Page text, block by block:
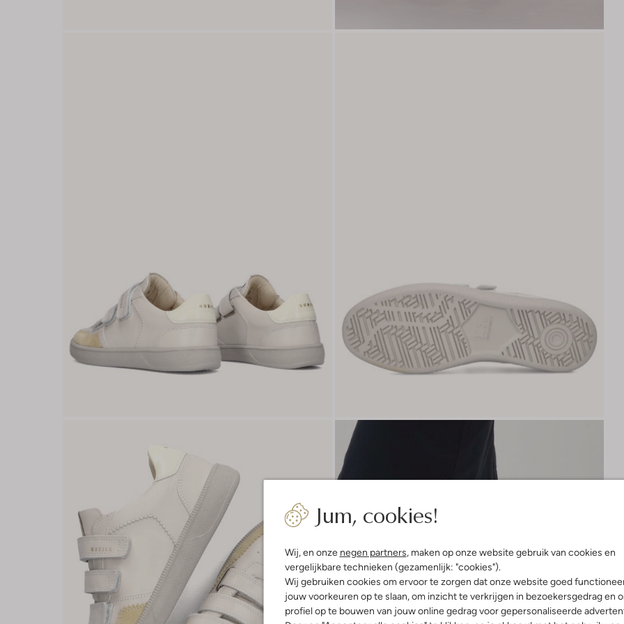
Jum, cookies!
Wij, en onze negen partners, maken op onze website gebruik van cookies en
vergelijkbare technieken (gezamenlijk: "cookies").
Wij gebruiken cookies om ervoor te zorgen dat onze website goed
jouw voorkeuren op te slaan, om inzicht te verkrijgen in bezoekersgedrag en
profiel op te bouwen van jouw online gedrag voor gepersonaliseerde